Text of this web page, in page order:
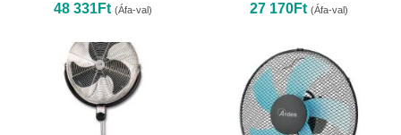
48 331Ft (Áfa-val) 27 170Ft (Áfa-val)